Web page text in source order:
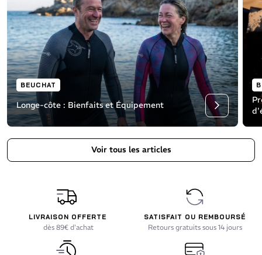
Voir tous les articles
BEUCHAT
Longe-côte : Bienfaits et Équipement
Lire
LIVRAISON OFFERTE
dès 89€ d'achat
SATISFAIT OU REMBOURSÉ
Retours gratuits sous 14 jours